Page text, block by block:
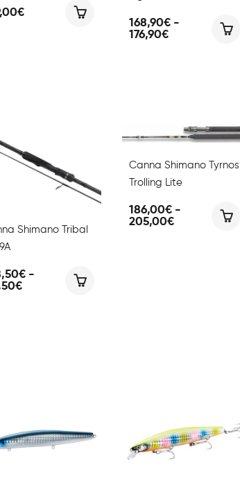
€
168,90€ -
176,90€Fascia
Shimano Tribal
€ -
€Fascia
Canna Shimano Tyrnos
Trolling Lite
186,00€ -
205,00€Fascia